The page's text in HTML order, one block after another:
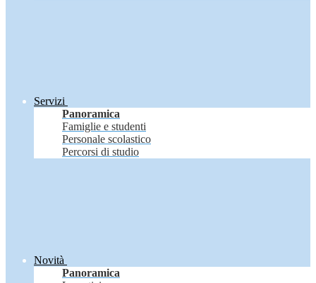
Servizi
Panoramica
Famiglie e studenti
Personale scolastico
Percorsi di studio
Novità
Panoramica